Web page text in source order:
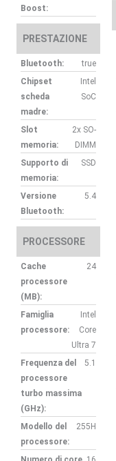
Boost:
PRESTAZIONE
Bluetooth:
true
Chipset
scheda
madre:
Intel
SoC
Slot
memoria:
2x SO-
DIMM
Supporto di
memoria:
SSD
Versione
Bluetooth:
5.4
PROCESSORE
Cache
processore
(MB):
24
Famiglia
processore:
Intel
Core
Ultra 7
Frequenza del
processore
turbo massima
(GHz):
5.1
Modello del
processore:
255H